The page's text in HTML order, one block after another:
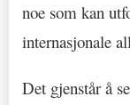
noe som kan
internasjonale
Det gjenstår å